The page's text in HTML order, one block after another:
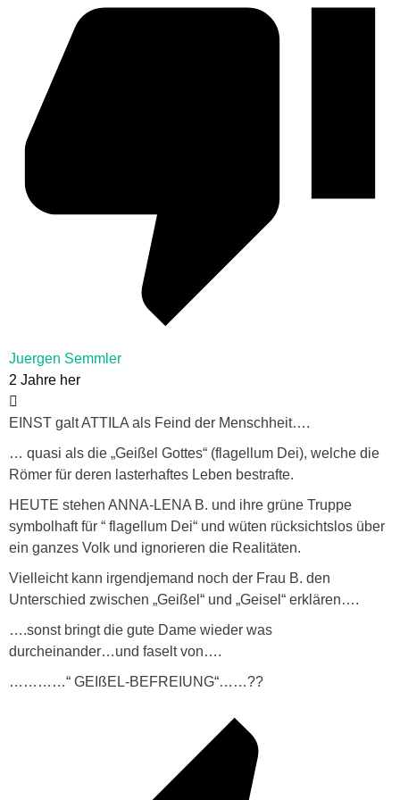
Juergen Semmler
2 Jahre her
EINST galt ATTILA als Feind der Menschheit….
… quasi als die „Geißel Gottes“ (flagellum Dei), welche die
Römer für deren lasterhaftes Leben bestrafte.
HEUTE stehen ANNA-LENA B. und ihre grüne Truppe
symbolhaft für “ flagellum Dei“ und wüten rücksichtslos über
ein ganzes Volk und ignorieren die Realitäten.
Vielleicht kann irgendjemand noch der Frau B. den
Unterschied zwischen „Geißel“ und „Geisel“ erklären….
….sonst bringt die gute Dame wieder was
durcheinander…und faselt von….
…………“ GEIßEL-BEFREIUNG“……??